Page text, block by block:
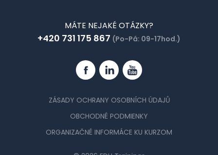
MÁTE NEJAKÉ OTÁZKY?
+420 731 175 867 (Po-Pá: 09-17hod.)
FacebookLinkedinYouTube
ZÁSADY OCHRANY OSOBNÍCH ÚDAJŮ
OBCHODNÉ PODMIENKY
ORGANIZAČNÉ INFORMÁCE KU KURZOM